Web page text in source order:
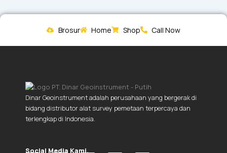
Brosur Home Shop Call Now
Dinar Geoinstrument adalah perusahaan yang bergerak di
bidang distributor alat survey pemetaan terpercaya dan
terlengkap di Indonesia.
Social Media Kami.